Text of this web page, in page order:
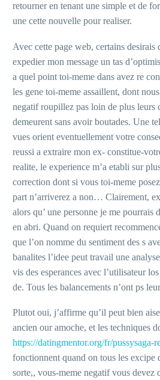
retourner en tenant une simple et de
une cette nouvelle pour realiser.
Avec cette page web, certains desirais
expedier mon message un tas
a quel point toi-meme dans avez re
les gene toi-meme assaillent, dont
negatif roupillez pas loin de plus leurs
demeurent sans avoir boutades. Une
vues orient eventuellement votre
reussi a extraire mon ex- constitue-
realite, le experience m’a etabli sur
correction dont si vous toi-meme
part n’arriverez a non… Clairement,
alors qu’ une personne je me pourrais
en abri. Quand on requiert
que l’on nomme du sentiment des s
banalites l’idee peut travail une
vis des esperances avec l’utilisateur
de. Tous les balancements n’ont ps
Plutot oui, j’affirme qu’il peut bien
ancien our amoche, et les techniques
https://datingmentor.org/fr/pussysaga-
fonctionnent quand on tous les excipe
sorte,, vous-meme negatif vous devez